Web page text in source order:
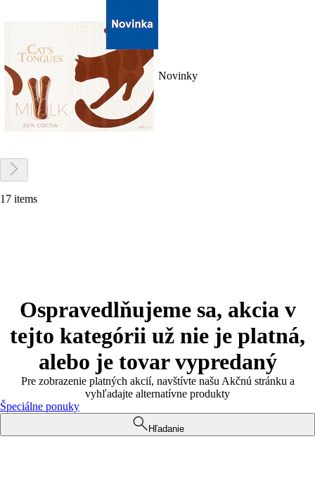
Novinky
17 items
Ospravedlňujeme sa, akcia v
tejto kategórii už nie je platná,
alebo je tovar vypredaný
Pre zobrazenie platných akcií, navštívte našu Akčnú stránku a
vyhľadajte alternatívne produkty
Špeciálne ponuky
Hľadanie